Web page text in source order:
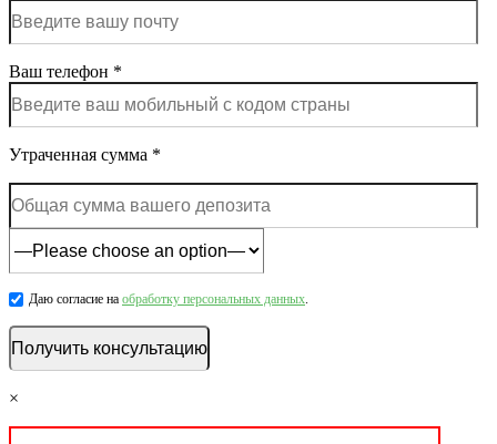
Ваш телефон *
Утраченная сумма *
Даю согласие на обработку персональных данных.
×